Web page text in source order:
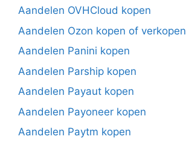
Aandelen OVHCloud kopen
Aandelen Ozon kopen of verkopen
Aandelen Panini kopen
Aandelen Parship kopen
Aandelen Payaut kopen
Aandelen Payoneer kopen
Aandelen Paytm kopen